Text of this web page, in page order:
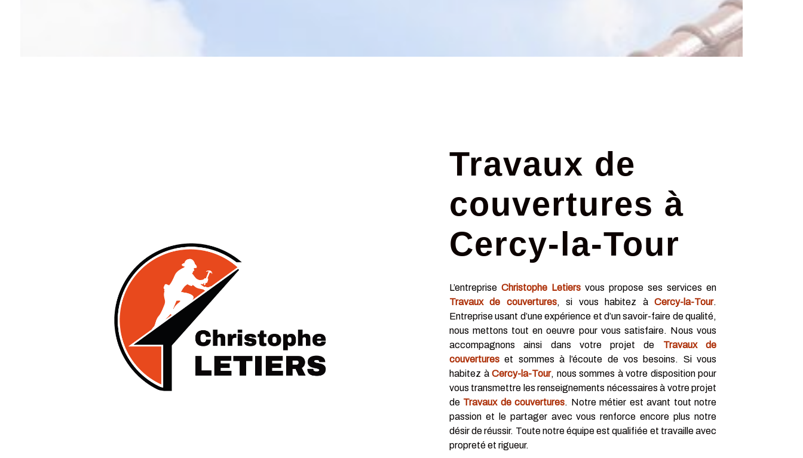
Travaux de
couvertures à
Cercy-la-Tour
L’entreprise Christophe Letiers vous propose ses services en
Travaux de couvertures, si vous habitez àCercy-la-Tour.
Entreprise usant d’une expérience et d’un savoir-faire de qualité,
nous mettons tout en oeuvre pour vous satisfaire. Nous vous
accompagnons ainsi dans votre projet de Travaux de
couvertures et sommes à l’écoute de vos besoins. Si vous
habitez à Cercy-la-Tour, nous sommes à votre disposition pour
vous transmettre les renseignements nécessaires à votre projet
de Travaux de couvertures. Notre métier est avant tout notre
passion et le partager avec vous renforce encore plus notre
désir de réussir. Toute notre équipe est qualifiée et travaille avec
propreté et rigueur.